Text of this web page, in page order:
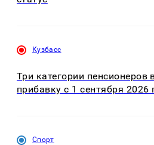
Кузбасс
Три категории пенсионеров
прибавку с 1 сентября 2026
Спорт